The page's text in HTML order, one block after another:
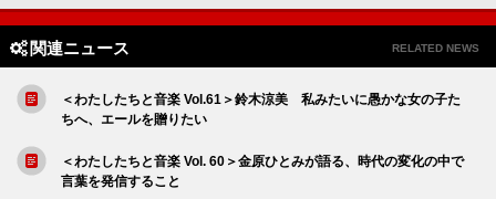
関連ニュース RELATED NEWS
＜わたしたちと音楽 Vol.61＞鈴木涼美 私みたいに愚かな女の子た
ちへ、エールを贈りたい
＜わたしたちと音楽 Vol. 60＞金原ひとみが語る、時代の変化の中で
言葉を発信すること